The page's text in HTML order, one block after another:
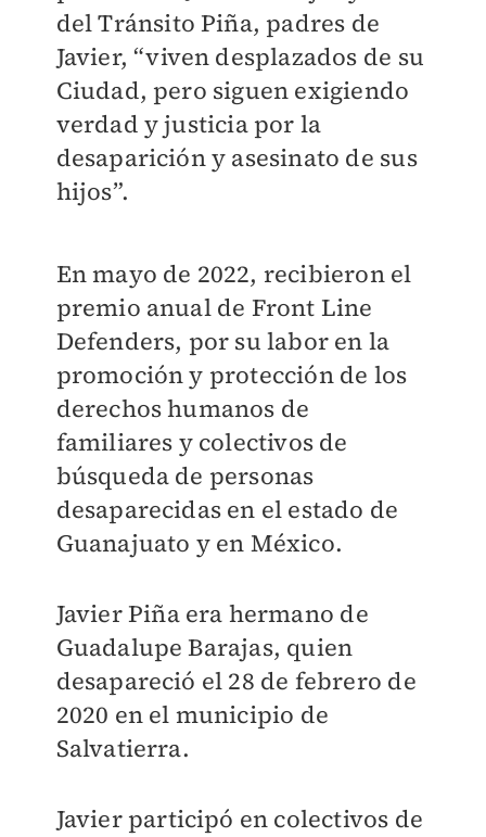
del Tránsito Piña, padres de
Javier, “viven desplazados de su
Ciudad, pero siguen exigiendo
verdad y justicia por la
desaparición y asesinato de sus
hijos”.
En mayo de 2022, recibieron el
premio anual de Front Line
Defenders, por su labor en la
promoción y protección de los
derechos humanos de
familiares y colectivos de
búsqueda de personas
desaparecidas en el estado de
Guanajuato y en México.
Javier Piña era hermano de
Guadalupe Barajas, quien
desapareció el 28 de febrero de
2020 en el municipio de
Salvatierra.
Javier participó en colectivos de